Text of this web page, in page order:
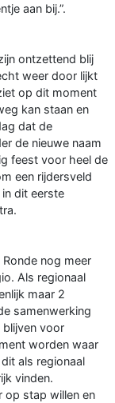
aan bij.”.
ontzettend blij
weer door lijkt
op dit moment
kan staan en
dat de
de nieuwe naam
feest voor heel de
een rijdersveld
dit eerste
nog meer
Als regionaal
maar 2
samenwerking
voor
worden waar
als regionaal
vinden.
op stap willen en